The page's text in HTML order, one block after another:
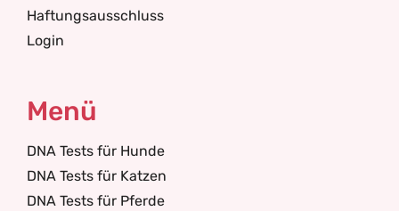
Haftungsausschluss
Login
Menü
DNA Tests für Hunde
DNA Tests für Katzen
DNA Tests für Pferde